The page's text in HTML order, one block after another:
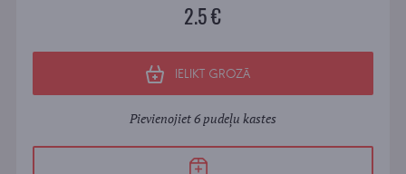
2.5 €
IELIKT GROZĀ
Pievienojiet 6 pudeļu kastes